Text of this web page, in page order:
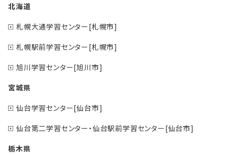
北海道
札幌大通学習センター[札幌市]
札幌駅前学習センター[札幌市]
旭川学習センター[旭川市]
宮城県
仙台学習センター[仙台市]
仙台第二学習センター・仙台駅前学習センター[仙台市]
栃木県